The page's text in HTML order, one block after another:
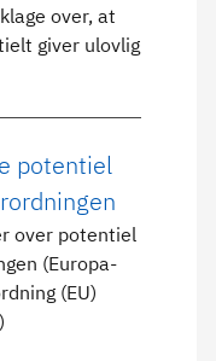
over, at
giver ulovlig
potentiel
over potentiel
(Europa-
(EU)